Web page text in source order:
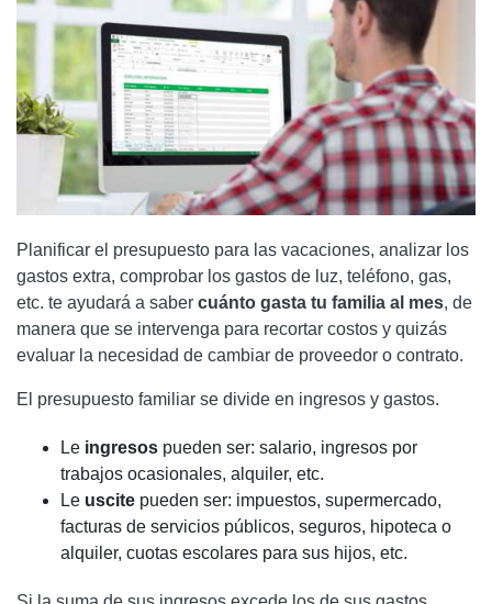
Planificar el presupuesto para las vacaciones, analizar los
gastos extra, comprobar los gastos de luz, teléfono, gas,
etc. te ayudará a saber cuánto gasta tu familia al mes, de
manera que se intervenga para recortar costos y quizás
evaluar la necesidad de cambiar de proveedor o contrato.
El presupuesto familiar se divide en ingresos y gastos.
Le ingresos pueden ser: salario, ingresos por
trabajos ocasionales, alquiler, etc.
Le uscite pueden ser: impuestos, supermercado,
facturas de servicios públicos, seguros, hipoteca o
alquiler, cuotas escolares para sus hijos, etc.